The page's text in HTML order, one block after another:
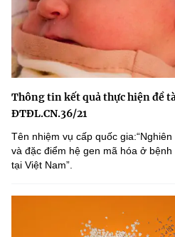
Thông tin kết quả thực hiện đề
ĐTĐL.CN.36/21
Tên nhiệm vụ cấp quốc
và đặc điểm hệ gen mã hóa ở
tại Việt Nam”.